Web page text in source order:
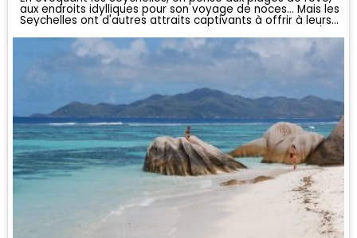
aux endroits idylliques pour son voyage de noces... Mais les
Seychelles ont d'autres attraits captivants à offrir à leurs
visiteurs : la faune et la flore y sont exceptionnelles et l'on
peut assouvir sa soif d'aventure en parcourant les îles
recouvertes d'une végétation surprenante et peuplées
d'animaux qui évoluent dans leur habitat naturel...